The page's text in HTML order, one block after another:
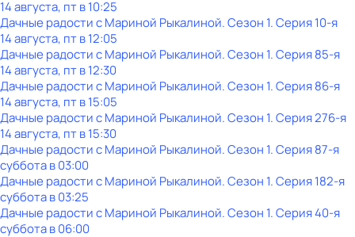
14 августа, пт в 10:25
Дачные радости с Мариной Рыкалиной. Сезон 1. Серия 10-я
14 августа, пт в 12:05
Дачные радости с Мариной Рыкалиной. Сезон 1. Серия 85-я
14 августа, пт в 12:30
Дачные радости с Мариной Рыкалиной. Сезон 1. Серия 86-я
14 августа, пт в 15:05
Дачные радости с Мариной Рыкалиной. Сезон 1. Серия 276-я
14 августа, пт в 15:30
Дачные радости с Мариной Рыкалиной. Сезон 1. Серия 87-я
субботав03:00
Дачные радости с Мариной Рыкалиной. Сезон 1. Серия 182-я
субботав03:25
Дачные радости с Мариной Рыкалиной. Сезон 1. Серия 40-я
субботав06:00